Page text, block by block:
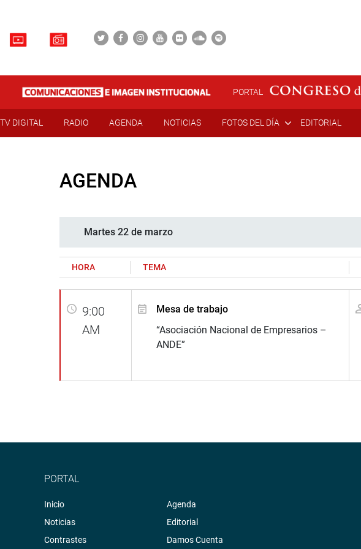
PORTAL
TV DIGITAL RADIO AGENDA NOTICIAS FOTOS DEL DÍA EDITORIAL
AGENDA
Martes 22 de marzo
HORA TEMA
9:00
AM
Mesa de trabajo
“Asociación Nacional de Empresarios –
ANDE”
PORTAL
Inicio
Noticias
Contrastes
Agenda
Editorial
Damos Cuenta